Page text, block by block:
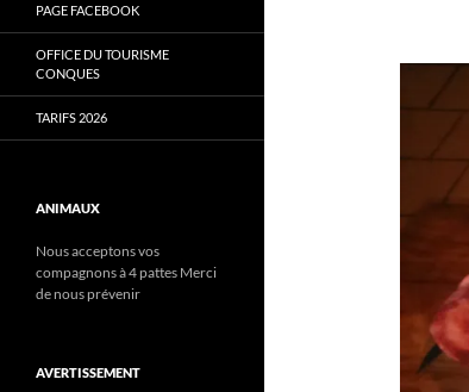
PAGE FACEBOOK
OFFICE DU TOURISME
CONQUES
TARIFS 2026
ANIMAUX
Nous acceptons vos
compagnons à 4 pattes Merci
de nous prévenir
AVERTISSEMENT